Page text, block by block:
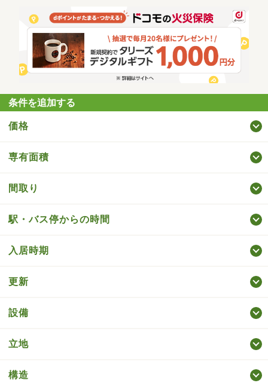
条件を追加する
価格
専有面積
間取り
駅・バス停からの時間
入居時期
更新
設備
立地
構造